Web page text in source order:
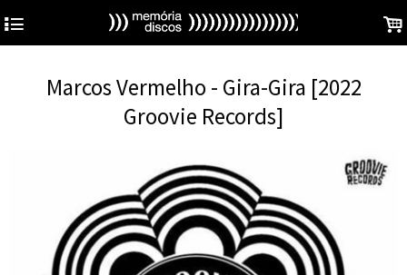
4 .
Marcos Vermelho - Gira-Gira [2022
Groovie Records]